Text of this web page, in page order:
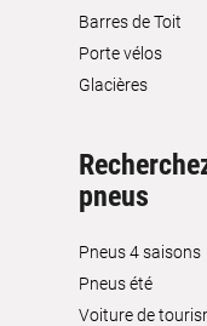
Barres de Toit
Porte vélos
Glacières
pneus
Pneus 4 saisons
Pneus été
Voiture de